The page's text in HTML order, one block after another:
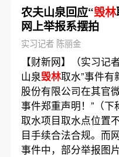
农夫山泉回应“毁林
网上举报系摆拍
实习记者 陈丽金
【财新网】（实习记
山泉毁林取水”事件有
股份有限公司在其官
事件郑重声明！”（
取水项目取水点位置
目手续合法合规。而
事件中，部分举报图